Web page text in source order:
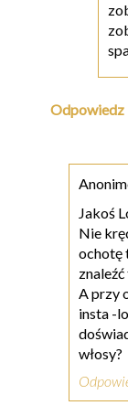
Odpowiedz
Jakoś
Nie
ochotę
A przy
insta -
włosy?